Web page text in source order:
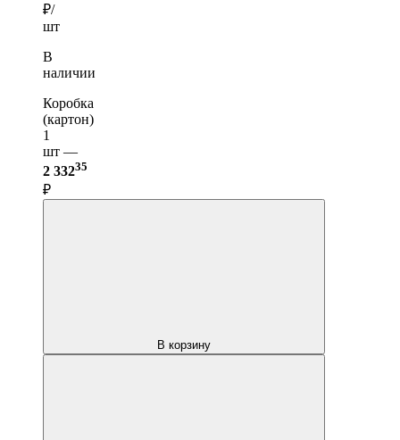
₽/
шт
В
наличии
Коробка
(картон)
1
шт —
2 33235
₽
В корзину